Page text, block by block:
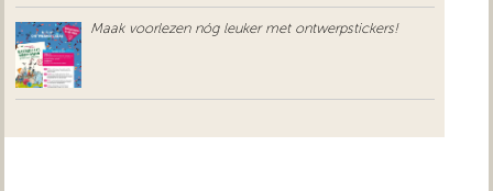
Maak voorlezen nóg leuker met ontwerpstickers!